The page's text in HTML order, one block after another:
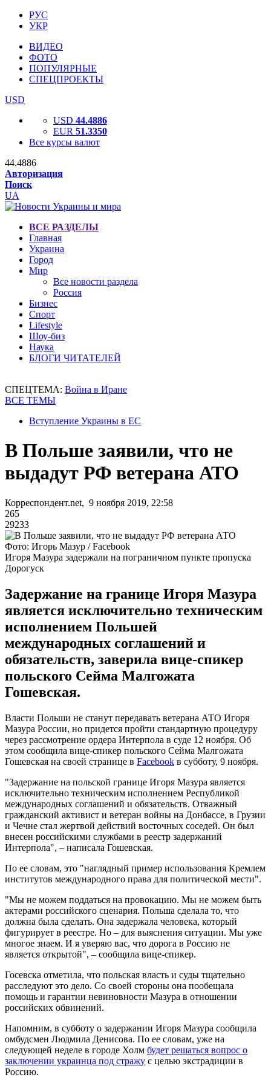
РУС
УКР
ВИДЕО
ФОТО
ПОПУЛЯРНЫЕ
СПЕЦПРОЕКТЫ
USD
USD 44.4886
EUR 51.3350
Все курсы валют
44.4886
Авторизация
Поиск
UA
ВСЕ РАЗДЕЛЫ
Главная
Украина
Город
Мир
Все новости раздела
Россия
Бизнес
Спорт
Lifestyle
Шоу-биз
Наука
БЛОГИ ЧИТАТЕЛЕЙ
СПЕЦТЕМА: Война в Иране
ВСЕ ТЕМЫ
Вступление Украины в ЕС
В Польше заявили, что не
выдадут РФ ветерана АТО
Корреспондент.net, 9 ноября 2019, 22:58
265
29233
Фото: Игорь Мазур / Facebook
Игоря Мазура задержали на пограничном пункте пропуска
Дорогуск
Задержание на границе Игоря Мазура
является исключительно техническим
исполнением Польшей
международных соглашений и
обязательств, заверила вице-спикер
польского Сейма Малгожата
Гошевская.
Власти Польши не станут передавать ветерана АТО Игоря
Мазура России, но придется пройти стандартную процедуру
через рассмотрение ордера Интерпола в суде 12 ноября. Об
этом сообщила вице-спикер польского Сейма Малгожата
Гошевская на своей странице в Facebook в субботу, 9 ноября.
"Задержание на польской границе Игоря Мазура является
исключительно техническим исполнением Республикой
международных соглашений и обязательств. Отважный
гражданский активист и ветеран войны на Донбассе, в Грузии
и Чечне стал жертвой действий восточных соседей. Он был
внесен российскими службами в реестр задержаний
Интерпола", – написала Гошевская.
По ее словам, это "наглядный пример использования Кремлем
институтов международного права для политической мести".
"Мы не можем поддаться на провокацию. Мы не можем быть
актерами российского сценария. Польша сделала то, что
должна была сделать. Она задержала человека, который
фигурирует в реестре. Но – для выяснения ситуации. Мы уже
многое знаем. И я уверяю вас, что дорога в Россию не
является открытой", – сообщила вице-спикер.
Госевска отметила, что польская власть и суды тщательно
расследуют это дело. Со своей стороны она пообещала
помощь и гарантии невиновности Мазура в отношении
российских обвинений.
Напомним, в субботу о задержании Игоря Мазура сообщила
омбудсмен Людмила Денисова. По ее словам, уже на
следующей неделе в городе Холм будет решаться вопрос о
заключении украинца под стражу с целью экстрадиции в
Россию.